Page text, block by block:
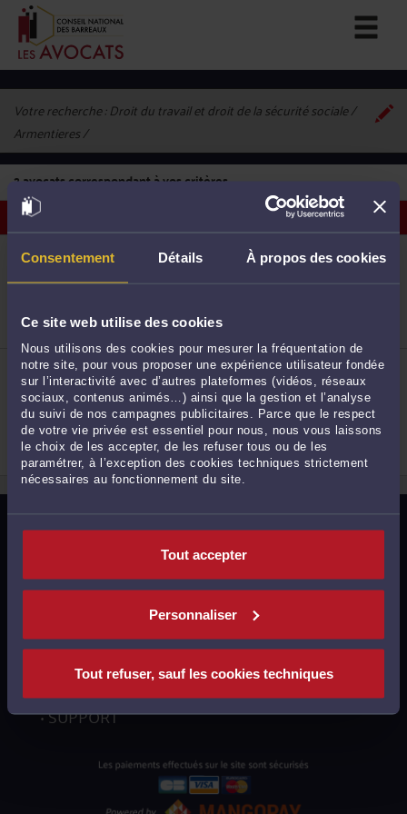
Consentement Détails À propos des cookies
Ce site web utilise des cookies
Nous utilisons des cookies pour mesurer la fréquentation de
notre site, pour vous proposer une expérience utilisateur fondée
sur l’interactivité avec d’autres plateformes (vidéos, réseaux
sociaux, contenus animés…) ainsi que la gestion et l’analyse
du suivi de nos campagnes publicitaires. Parce que le respect
de votre vie privée est essentiel pour nous, nous vous laissons
le choix de les accepter, de les refuser tous ou de les
paramétrer, à l’exception des cookies techniques strictement
nécessaires au fonctionnement du site.
Tout accepter
Personnaliser
Tout refuser, sauf les cookies techniques
Votre recherche :Droit du travail et droit de la sécurité sociale /
Armentieres
2avocats correspondant à vos critères
Voir les avocats sur une carte
1
ME SABRINA PORE
124 rue des Déportés 59280 ARMENTIERES
Accepte les consultations vidéo
Droit de la protection sociale
Baux d'habitation
2
ME VIRGINIE VAN CEUNEBROEKE
95, rue de Dunkerque 59280 ARMENTIERES
Accepte les consultations vidéo
Droit du travail
Droit de la famille, des personnes et de leur
patrimoine
Droit du crédit et de la consommation
MENTIONS LÉGALES
POLITIQUE DE CONFIDENTIALITÉ
POLITIQUE DES COOKIES
CGU AVOCATS
CGUV UTILISATEURS
PLAN DU SITE
SUPPORT